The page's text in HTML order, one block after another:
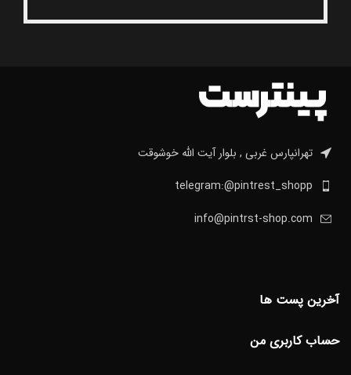
تهرانپارس غربی , بلوار آیت الله خوشوقت
telegram:@pintrest_shopp
info@pintrst-shop.com
آخرین پست ها
حساب کاربری من